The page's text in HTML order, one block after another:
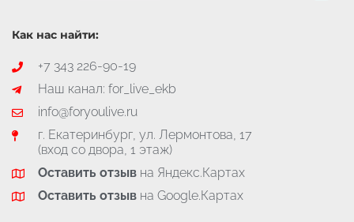
Как нас найти:
+7 343 226-90-19
Наш канал: for_live_ekb
info@foryoulive.ru
г. Екатеринбург, ул. Лермонтова, 17
(вход со двора, 1 этаж)
Оставить отзывна Яндекс.Картах
Оставить отзывна Google.Картах